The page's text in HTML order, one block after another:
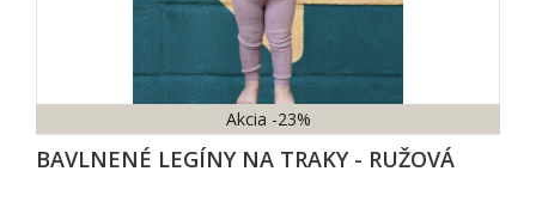
BAVLNENÉ LEGÍNY NA TRAKY - RUŽOVÁ
Akcia -23%